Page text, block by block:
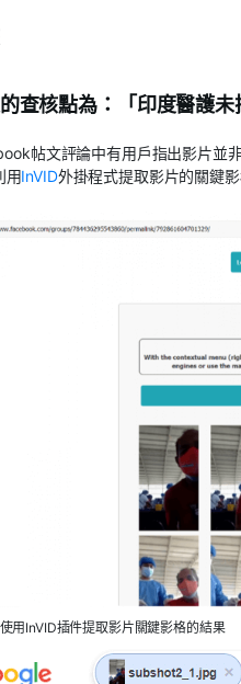
查核點為：「印度醫護
帖文評論中有用戶指出影片並
用InVID外掛程式提取影片的關鍵
用InVID插件提取影片關鍵影格的結果